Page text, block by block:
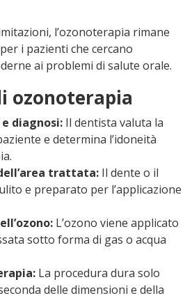
l’ozonoterapia rimane
i pazienti che cercano
ai problemi di salute orale.
ozonoterapia
diagnosi: Il dentista valuta la
e determina l’idoneità
trattata: Il dente o il
e preparato per l’applicazione
L’ozono viene applicato
sotto forma di gas o acqua
La procedura dura solo
delle dimensioni e della